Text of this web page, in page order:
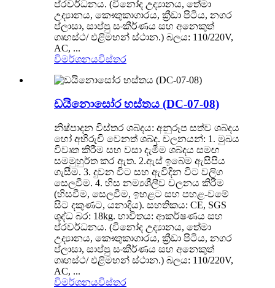
ප්රවර්ධනය. (විනෝද උද්‍යානය, තේමා
උද්‍යානය, කෞතුකාගාරය, ක්‍රීඩා පිටිය, නගර
ප්ලාසා, සාප්පු සංකීර්ණය සහ අනෙකුත්
ගෘහස්ථ/ එළිමහන් ස්ථාන.) බලය: 110/220V,
AC, ...
විමර්ශනයවිස්තර
ඩයිනොසෝර හස්තය (DC-07-08)
නිෂ්පාදන විස්තර ශබ්දය: අනුරූප සත්ව ශබ්දය
හෝ අභිරුචි වෙනත් ශබ්ද. චලනයන්: 1. මුඛය
විවෘත කිරීම සහ වසා දැමීම ශබ්දය සමඟ
සමමුහුර්ත කර ඇත. 2.ඇස් ඉබේම ඇසිපිය
ගැසීම. 3. දුවන විට සහ ඇවිදින විට වලිග
සෙලවීම. 4. හිස නම්‍යශීලීව චලනය කිරීම
(හිසවීම, සෙලවීම, ඉහළට සහ පහළ-වමේ
සිට දකුණට, යනාදිය). සහතිකය: CE, SGS
ශුද්ධ බර: 18kg. භාවිතය: ආකර්ෂණය සහ
ප්රවර්ධනය. (විනෝද උද්‍යානය, තේමා
උද්‍යානය, කෞතුකාගාරය, ක්‍රීඩා පිටිය, නගර
ප්ලාසා, සාප්පු සංකීර්ණය සහ අනෙකුත්
ගෘහස්ථ/ එළිමහන් ස්ථාන.) බලය: 110/220V,
AC, ...
විමර්ශනයවිස්තර